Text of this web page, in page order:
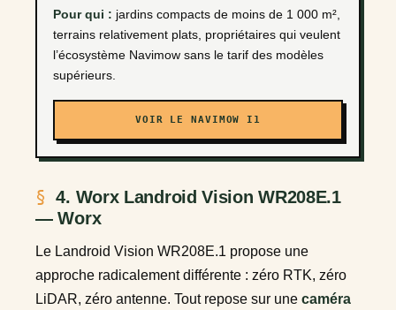
Pour qui : jardins compacts de moins de 1 000 m²,
terrains relativement plats, propriétaires qui veulent
l’écosystème Navimow sans le tarif des modèles
supérieurs.
VOIR LE NAVIMOW I1
4. Worx Landroid Vision WR208E.1
— Worx
Le Landroid Vision WR208E.1 propose une
approche radicalement différente : zéro RTK, zéro
LiDAR, zéro antenne. Tout repose sur une caméra